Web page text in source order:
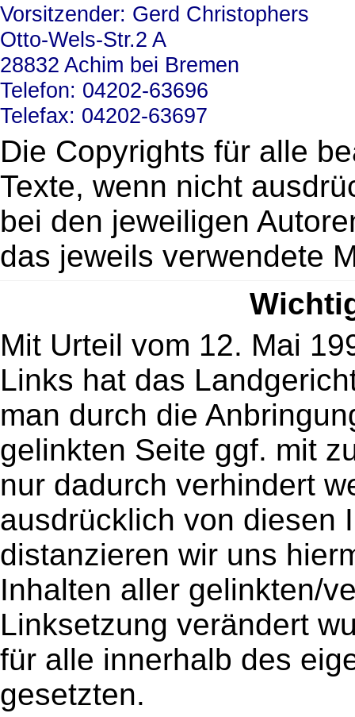
Vorsitzender: Gerd Christophers
Otto-Wels-Str.2 A
28832 Achim bei Bremen
Telefon: 04202-63696
Telefax: 04202-63697
Die Copyrights für alle
Texte, wenn nicht
bei den jeweiligen
das jeweils verwendete
Mit Urteil vom 12. Mai
Links hat das
man durch die
gelinkten Seite ggf. mit
nur dadurch verhindert
ausdrücklich von diesen
distanzieren wir uns
Inhalten aller gelinkten/
Linksetzung verändert
für alle innerhalb des
gesetzten.